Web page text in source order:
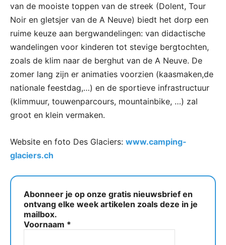
van de mooiste toppen van de streek (Dolent, Tour
Noir en gletsjer van de A Neuve) biedt het dorp een
ruime keuze aan bergwandelingen: van didactische
wandelingen voor kinderen tot stevige bergtochten,
zoals de klim naar de berghut van de A Neuve. De
zomer lang zijn er animaties voorzien (kaasmaken,de
nationale feestdag,…) en de sportieve infrastructuur
(klimmuur, touwenparcours, mountainbike, …) zal
groot en klein vermaken.
Website en foto Des Glaciers: www.camping-
glaciers.ch
Abonneer je op onze gratis nieuwsbrief en
ontvang elke week artikelen zoals deze in je
mailbox.
Voornaam *